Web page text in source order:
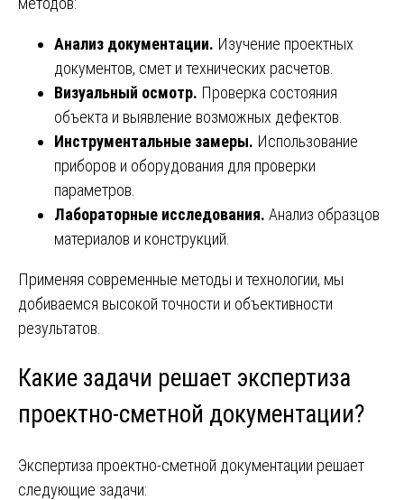
Анализ документации. Изучение проектных
документов, смет и технических расчетов.
Визуальный осмотр. Проверка состояния
объекта и выявление возможных дефектов.
Инструментальные замеры. Использование
приборов и оборудования для проверки
параметров.
Лабораторные исследования. Анализ образцов
материалов и конструкций.
Применяя современные методы и технологии, мы
добиваемся высокой точности и объективности
результатов.
Какие задачи решает экспертиза
проектно-сметной документации?
Экспертиза проектно-сметной документации решает
следующие задачи: